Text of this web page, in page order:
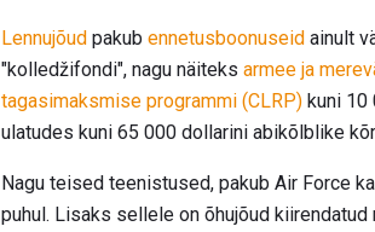
Lennujõud pakub ennetusboonuseid ainult
"kolledžifondi", nagu näiteks armee ja
tagasimaksmise programmi (CLRP) kuni 10
ulatudes kuni 65 000 dollarini abikõlblike
Nagu teised teenistused, pakub Air Force ka
puhul. Lisaks sellele on õhujõud